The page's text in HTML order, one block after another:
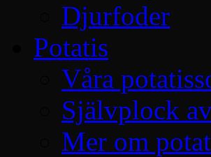
Djurfoder
Potatis
Våra
Självplock
Mer om